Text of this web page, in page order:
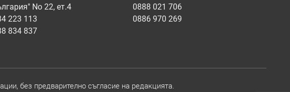
No 22, ет.4
223 113
834 837
0888 021 706
0886 970 269
без предварително съгласие на редакцията.